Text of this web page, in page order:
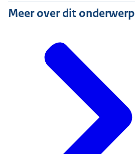
Meer over dit onderwerp